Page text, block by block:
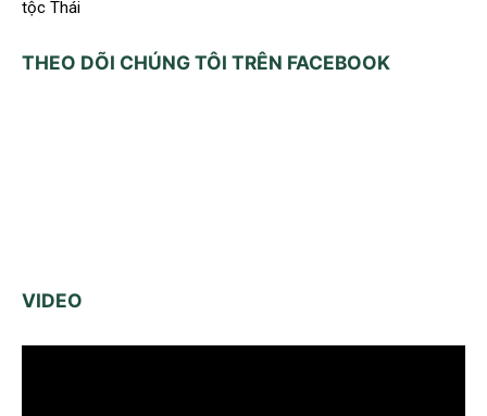
tộc Thái
THEO DÕI CHÚNG TÔI TRÊN FACEBOOK
VIDEO